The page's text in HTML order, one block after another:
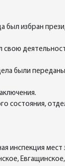
был избран
свою
были
состояния,
инспекция мест